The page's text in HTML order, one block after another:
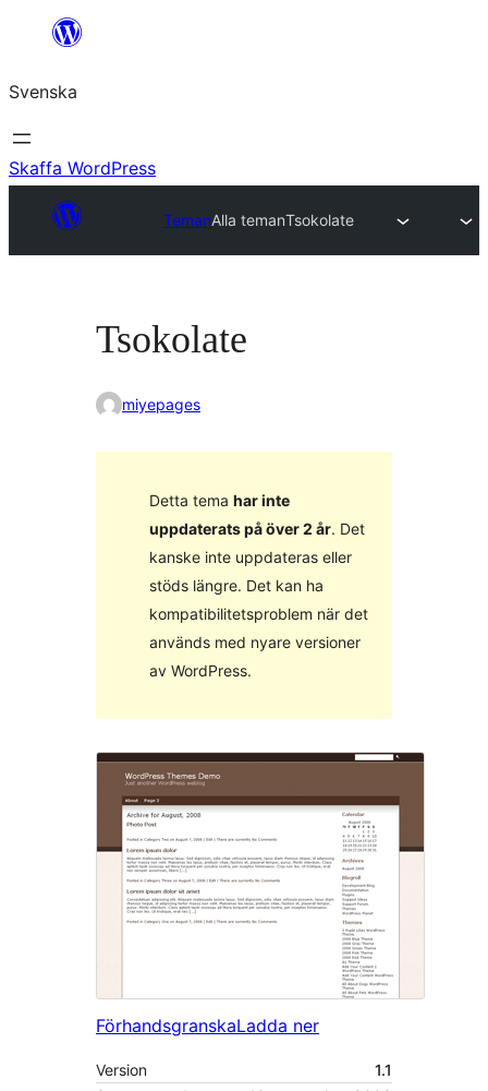
Hoppa
innehåll
Svenska
Skaffa WordPress
TemanAlla temanTsokolate
Tsokolate
miyepages
Detta tema har inte
uppdaterats på över 2 år. Det
kanske inte uppdateras eller
stöds längre. Det kan ha
kompatibilitetsproblem när det
används med nyare versioner
av WordPress.
FörhandsgranskaLadda ner
Version
1.1